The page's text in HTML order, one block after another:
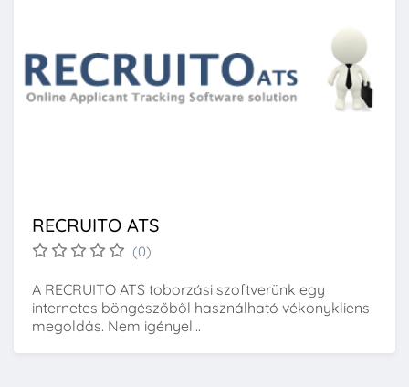
RECRUITO ATS
(0)
A RECRUITO ATS toborzási szoftverünk egy
internetes böngészőből használható vékonykliens
megoldás. Nem igényel...